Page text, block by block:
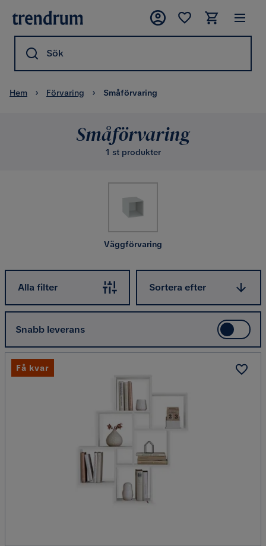
Sök
Hem Förvaring Småförvaring
Småförvaring
1 st produkter
Väggförvaring
Alla filter
Sortera efter
Snabb leverans
Få kvar